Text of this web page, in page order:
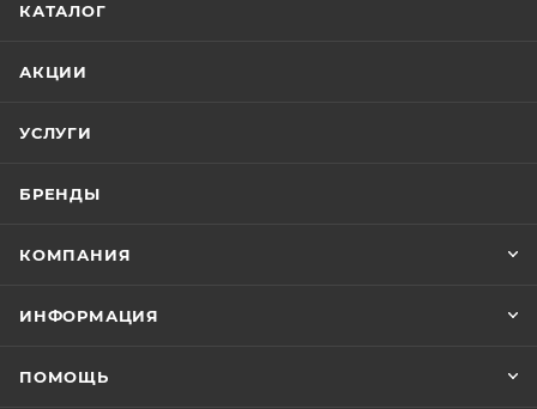
КАТАЛОГ
АКЦИИ
УСЛУГИ
БРЕНДЫ
КОМПАНИЯ
ИНФОРМАЦИЯ
ПОМОЩЬ